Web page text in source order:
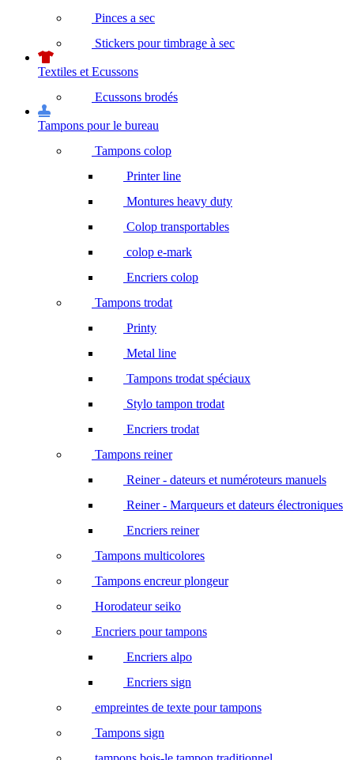
Pinces a sec
Stickers pour timbrage à sec
Textiles et Ecussons
Ecussons brodés
Tampons pour le bureau
Tampons colop
Printer line
Montures heavy duty
Colop transportables
colop e-mark
Encriers colop
Tampons trodat
Printy
Metal line
Tampons trodat spéciaux
Stylo tampon trodat
Encriers trodat
Tampons reiner
Reiner - dateurs et numéroteurs manuels
Reiner - Marqueurs et dateurs électroniques
Encriers reiner
Tampons multicolores
Tampons encreur plongeur
Horodateur seiko
Encriers pour tampons
Encriers alpo
Encriers sign
empreintes de texte pour tampons
Tampons sign